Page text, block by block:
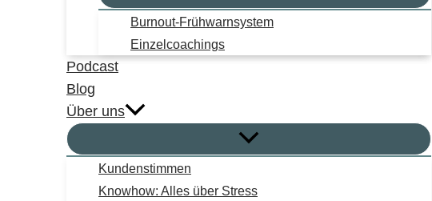
Burnout-Frühwarnsystem
Einzelcoachings
Podcast
Blog
Über uns
Kundenstimmen
Knowhow: Alles über Stress